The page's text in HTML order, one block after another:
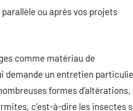
ou après vos projets
comme matériau de
demande un entretien
formes d’altérations,
c’est-à-dire les insectes